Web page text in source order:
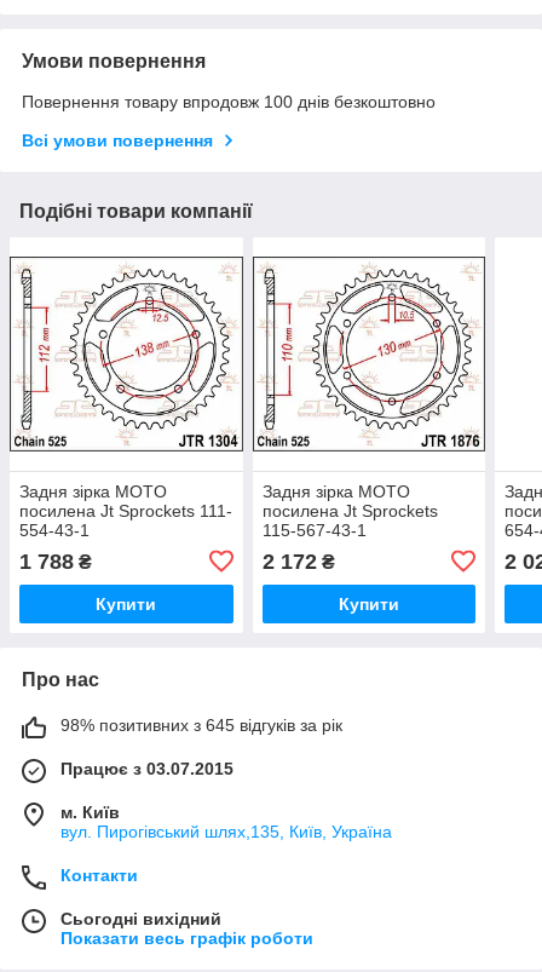
Умови повернення
Повернення товару впродовж 100 днів безкоштовно
Всі умови повернення
Подібні товари компанії
Задня зірка MOTO
посилена Jt Sprockets 111-
554-43-1
1 788 ₴
Купити
Задня зірка MOTO
посилена Jt Sprockets
115-567-43-1
2 172₴
Купити
2
Про нас
98% позитивних з 645 відгуків за рік
Працює з 03.07.2015
м. Київ
вул. Пирогівський шлях,135, Київ, Україна
Контакти
Сьогодні вихідний
Показати весь графік роботи